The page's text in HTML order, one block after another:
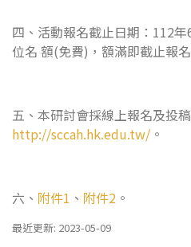
四、活動報名截止日期：112
位名 額(免費)，額滿即截止報名
五、本研討會採線上報名及投
http://sccah.hk.edu.tw/ 。
六、 附件1 、 附件2 。
最近更新: 2023-05-09